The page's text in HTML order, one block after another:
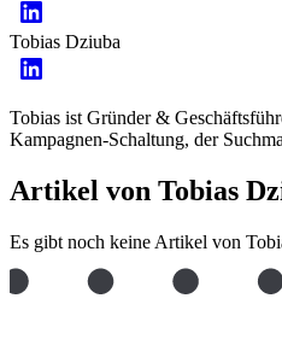
Tobias Dziuba
Tobias ist Gründer &
Kampagnen-Schaltung, der
Artikel von Tobias
Es gibt noch keine Artikel von